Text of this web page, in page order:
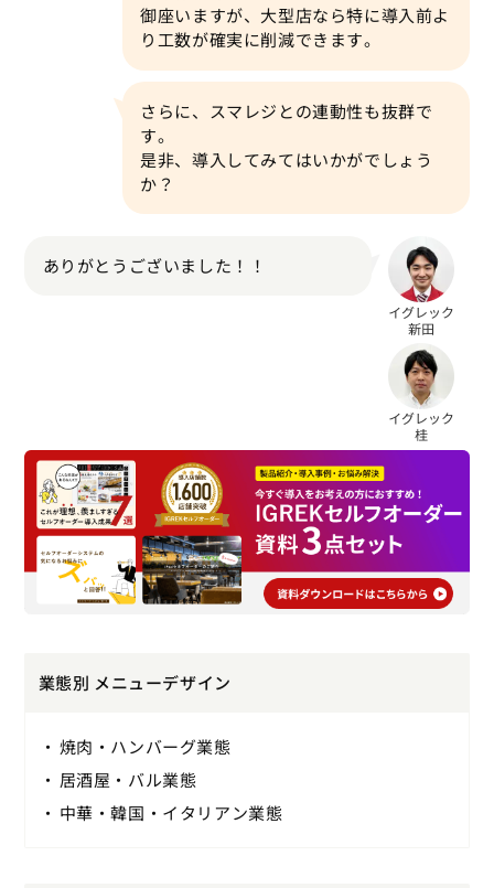
御座いますが、大型店なら特に導入前よ
り工数が確実に削減できます。
さらに、スマレジとの連動性も抜群で
す。
是非、導入してみてはいかがでしょう
か？
ありがとうございました！！
業態別 メニューデザイン
焼肉・ハンバーグ業態
居酒屋・バル業態
中華・韓国・イタリアン業態